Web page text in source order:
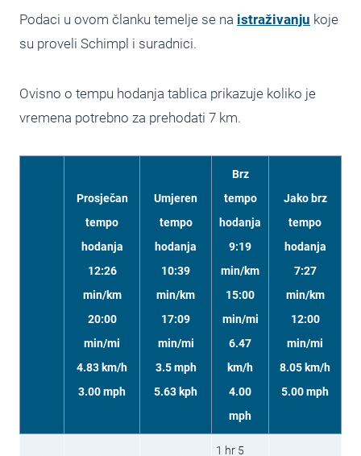
Podaci u ovom članku temelje se na istraživanju koje
su proveli Schimpl i suradnici.
Ovisno o tempu hodanja tablica prikazuje koliko je
vremena potrebno za prehodati 7 km.
Prosječan
tempo
hodanja
12:26
min/km
20:00
min/mi
4.83 km/h
3.00 mph
Umjeren
tempo
hodanja
10:39
min/km
17:09
min/mi
3.5 mph
5.63 kph
Brz
tempo
hodanja
9:19
min/km
15:00
min/mi
6.47
km/h
4.00
mph
Jako brz
tempo
hodanja
7:27
min/km
12:00
min/mi
8.05 km/h
5.00 mph
1 hr 5